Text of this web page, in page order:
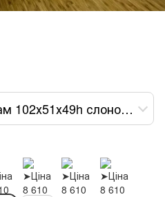
Стілець обідній Лесрам 102х51х49h слонова кістка var 11